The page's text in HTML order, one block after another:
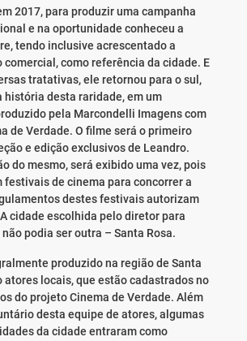
2017, para produzir uma campanha
e na oportunidade conheceu a
tendo inclusive acrescentado a
comercial, como referência da cidade. E
tratativas, ele retornou para o sul,
história desta raridade, em um
pela Marcondelli Imagens com
de Verdade. O filme será o primeiro
e edição exclusivos de Leandro.
do mesmo, será exibido uma vez, pois
festivais de cinema para concorrer a
destes festivais autorizam
cidade escolhida pelo diretor para
podia ser outra – Santa Rosa.
produzido na região de Santa
atores locais, que estão cadastrados no
do projeto Cinema de Verdade. Além
desta equipe de atores, algumas
da cidade entraram como